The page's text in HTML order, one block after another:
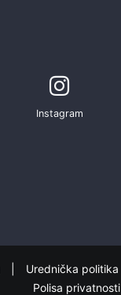
Instagram
Urednička politika
Polisa privatnosti